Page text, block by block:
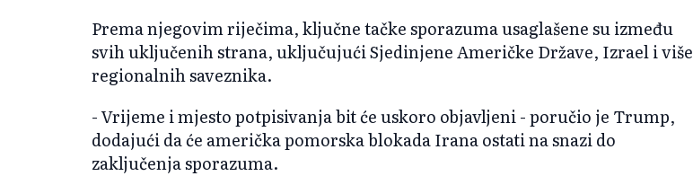
Prema njegovim riječima, ključne tačke sporazuma usaglašene su između
svih uključenih strana, uključujući Sjedinjene Američke Države, Izrael i više
regionalnih saveznika.
- Vrijeme i mjesto potpisivanja bit će uskoro objavljeni - poručio je Trump,
dodajući da će američka pomorska blokada Irana ostati na snazi do
zaključenja sporazuma.